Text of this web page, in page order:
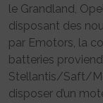
le Grandland,
disposant des
par Emotors, la
batteries
Stellantis/Saft/
disposer d’un